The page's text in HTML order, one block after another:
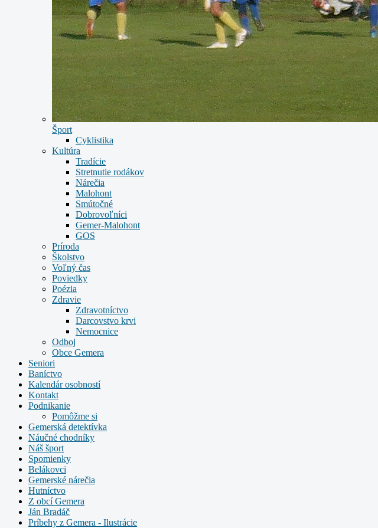
Šport
Cyklistika
Kultúra
Tradície
Stretnutie rodákov
Nárečia
Malohont
Smútočné
Dobrovoľníci
Gemer-Malohont
GOS
Príroda
Školstvo
Voľný čas
Poviedky
Poézia
Zdravie
Zdravotníctvo
Darcovstvo krvi
Nemocnice
Odboj
Obce Gemera
Seniori
Baníctvo
Kalendár osobností
Kontakt
Podnikanie
Pomôžme si
Gemerská detektívka
Náučné chodníky
Náš šport
Spomienky
Belákovci
Gemerské nárečia
Hutníctvo
Z obcí Gemera
Ján Bradáč
Príbehy z Gemera - Ilustrácie